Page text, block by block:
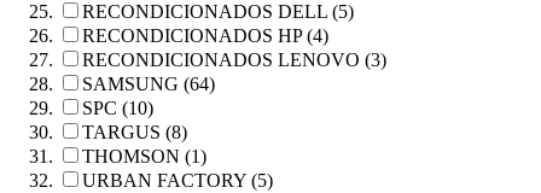
RECONDICIONADOS DELL (5)
RECONDICIONADOS HP (4)
RECONDICIONADOS LENOVO (3)
SAMSUNG (64)
SPC (10)
TARGUS (8)
THOMSON (1)
URBAN FACTORY (5)